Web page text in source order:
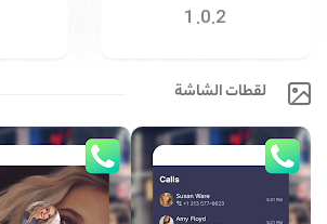
1.0.2
لقطات الشاشة